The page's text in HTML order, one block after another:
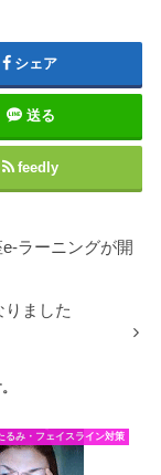
シェア
送る
feedly
ラーニングが開
りました
るみ・フェイスライン対策